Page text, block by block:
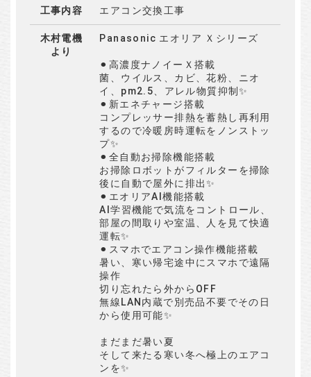
工事内容 エアコン交換工事
木村電機
より
Panasonic エオリア Ｘシリーズ
⚫︎高濃度ナノイーＸ搭載
菌、ウイルス、カビ、花粉、ニオ
イ、pm2.5、アレル物質抑制✨
⚫︎新エネチャージ搭載
コンプレッサー排熱を蓄熱し再利用
するので冷暖房時運転をノンストッ
プ✨
⚫︎全自動お掃除機能搭載
お掃除ロボットがフィルターを掃除
後に自動で屋外に排出✨
⚫︎エオリアAI機能搭載
AI学習機能で気流をコントロール、
部屋の間取りや室温、人を見て快適
運転✨
⚫︎スマホでエアコン操作機能搭載
暑い、寒い帰宅途中にスマホで遠隔
操作
切り忘れたら外からOFF
無線LAN内蔵で別売品不要でその日
から使用可能✨
まだまだ暑い夏
そして来たる寒い冬へ極上のエアコ
ンを✨